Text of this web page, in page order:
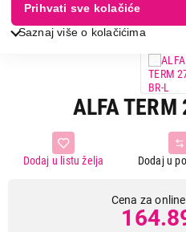
Saznaj više o kolačićima
Prihvati sve kolačiće
ALFA
Dodaj u
Dodaj u listu želja
Cena za